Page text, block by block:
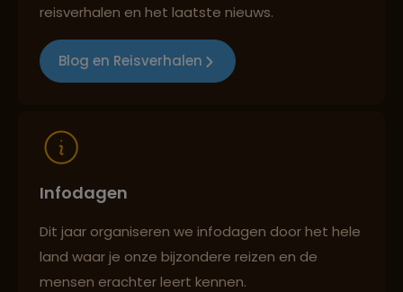
Reizen met oog voor mens, cultuur en milieu
reisverhalen en het laatste nieuws.
Blog en Reisverhalen
Infodagen
Dit jaar organiseren we infodagen door het hele
land waar je onze bijzondere reizen en de
mensen erachter leert kennen.